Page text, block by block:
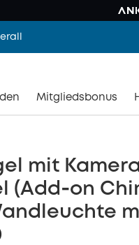
Mitgliedsbonus
mit Kamera
(Add‑on